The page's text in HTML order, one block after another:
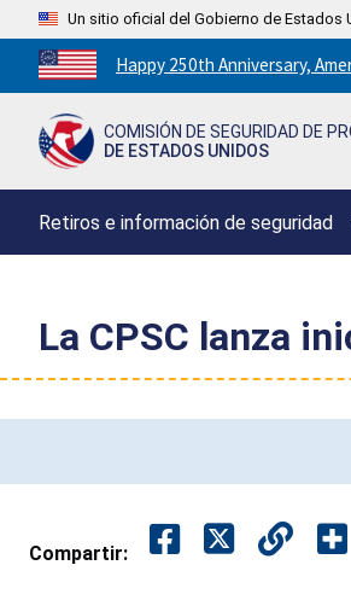
Un sitio oficial del Gobierno de Estados
Countdown
to
America's
250th
Happy 250th Anniversary,
COMISIÓN DE SEGURIDAD DE
DE ESTADOS UNIDOS
Retiros e información de seguridad
La CPSC lanza
Compartir: